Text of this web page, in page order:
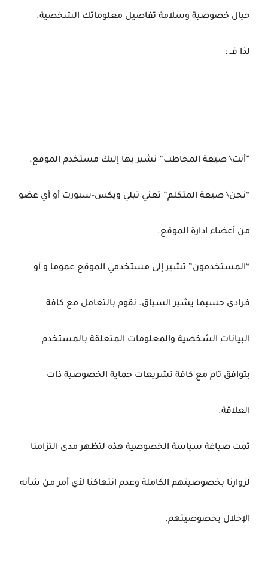
حيال خصوصية وسلامة تفاصيل معلوماتك الشخصية.
لذا فــ :
”أنت\ صيغة المخاطب” نشير بها إليك مستخدم الموقع.
“نحن\ صيغة المتكلم” تعني تيلي ويكس-سبورت أو أي عضو
من أعضاء ادارة الموقع.
“المستخدمون” تشير إلى مستخدمي الموقع عموما و أو
فرادى حسبما يشير السياق. نقوم بالتعامل مع كافة
البيانات الشخصية والمعلومات المتعلقة بالمستخدم
بتوافق تام مع كافة تشريعات حماية الخصوصية ذات
العلاقة.
تمت صياغة سياسة الخصوصية هذه لتظهر مدى التزامنا
لزوارنا بخصوصيتهم الكاملة وعدم انتهاكنا لأي أمر من شأنه
الإخلال بخصوصيتهم.